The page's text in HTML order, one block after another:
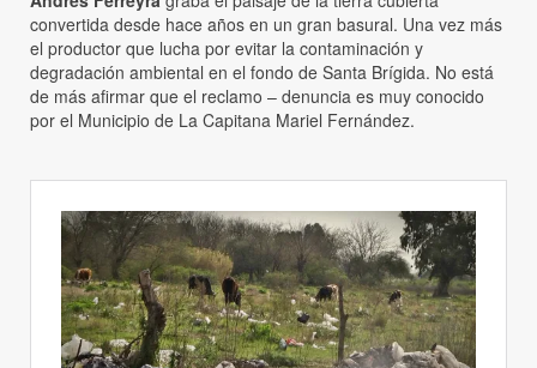
convertida desde hace años en un gran basural. Una vez más
el productor que lucha por evitar la contaminación y
degradación ambiental en el fondo de Santa Brígida. No está
de más afirmar que el reclamo – denuncia es muy conocido
por el Municipio de La Capitana Mariel Fernández.